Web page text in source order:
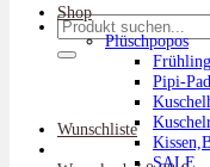
Suchen
nach:
Wunschliste
Shop
Plüschpopos
Frühling
Pipi-
SALE